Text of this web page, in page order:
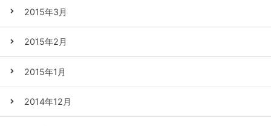
2015年3月
2015年2月
2015年1月
2014年12月